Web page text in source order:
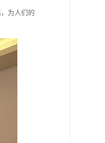
为人们的